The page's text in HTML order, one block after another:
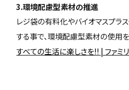
3.環境配慮型素材の推進
レジ袋の有料化やバイオマスプラ
する事で、環境配慮型素材の使用
すべての生活に楽しさを!! | ファミ